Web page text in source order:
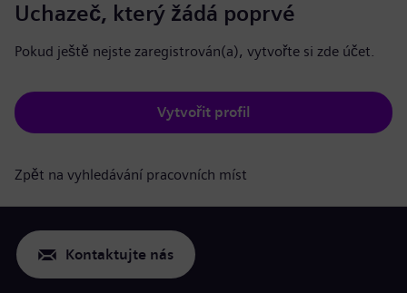
Uchazeč, který žádá poprvé
Pokud ještě nejste zaregistrován(a), vytvořte si zde účet.
Vytvořit profil
Zpět na vyhledávání pracovních míst
Kontaktujte nás